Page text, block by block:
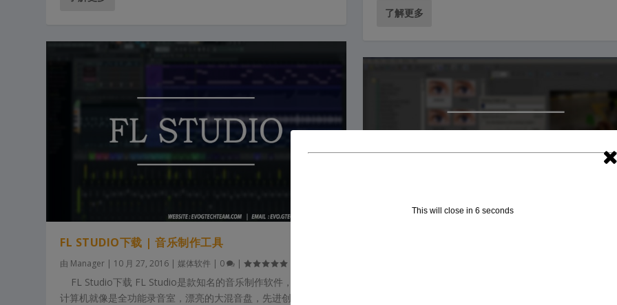
FL STUDIO下载 | 音乐制作工具
由 Manager | 10 月 27, 2016 | 媒体软件 | 0 |
FL Studio下载 FL Studio是款知名的音乐制作软件，它让你的
计算机就像是全功能录音室，漂亮的大混音盘，先进创作工具，
了解更多
This will close in 5 seconds